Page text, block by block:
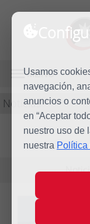
Usamos
navegación,
anuncios o
en “Aceptar
nuestro uso de
nuestra
MENÚ
Noticias